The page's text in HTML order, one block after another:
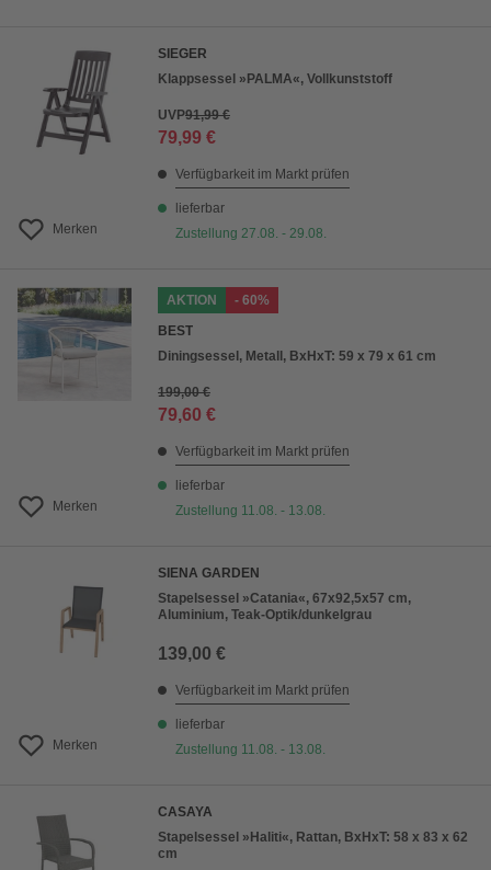
Merken
SIEGER
Klappsessel »PALMA«, Vollkunststoff
UVP91,99 €
79,99 €
Verfügbarkeit im Markt prüfen
lieferbar
Zustellung 27.08. - 29.08.
Merken
AKTION
- 60%
BEST
Diningsessel, Metall, BxHxT: 59 x 79 x 61 cm
199,00 €
79,60 €
Verfügbarkeit im Markt prüfen
lieferbar
Zustellung 11.08. - 13.08.
Merken
SIENA GARDEN
Stapelsessel »Catania«, 67x92,5x57 cm,
Aluminium, Teak-Optik/dunkelgrau
139,00 €
Verfügbarkeit im Markt prüfen
lieferbar
Zustellung 11.08. - 13.08.
CASAYA
Stapelsessel »Haliti«, Rattan, BxHxT: 58 x 83 x 62
cm